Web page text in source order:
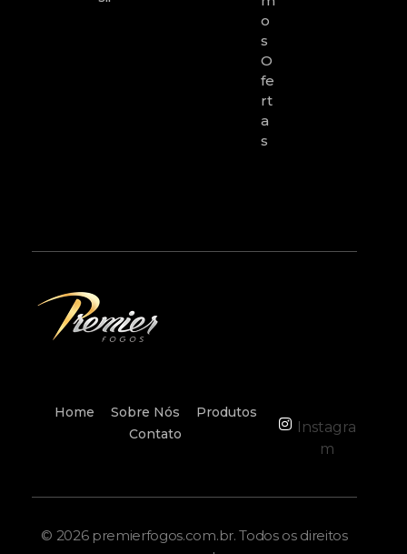
O
S
O
Fe
Rt
A
S
Home Sobre Nós
Produtos
Contato
Instagra
m
© 2026 premierfogos.com.br. Todos os direitos